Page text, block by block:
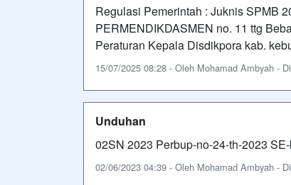
Regulasi Pemerintah : Juknis SPMB
PERMENDIKDASMEN no. 11 ttg
Peraturan Kepala Disdikpora kab.
15/07/2025 08:28 - Oleh Mohamad Ambyah -
Unduhan
02SN 2023 Perbup-no-24-th-2023
02/06/2023 04:39 - Oleh Mohamad Ambyah -